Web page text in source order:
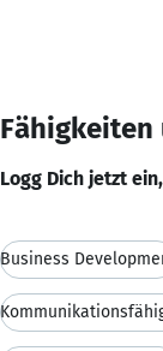
Logg Dich jetzt
Business